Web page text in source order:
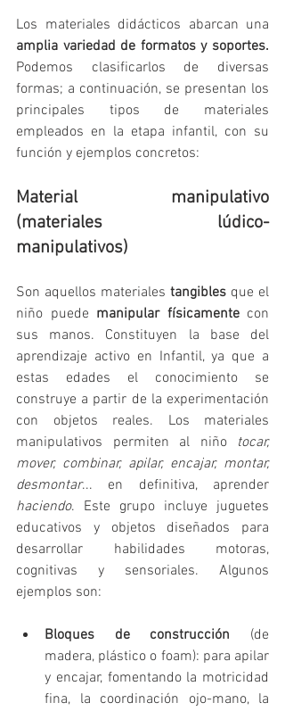
amplia variedad de formatos y soportes.
Podemos clasificarlos de diversas
formas; a continuación, se presentan los
principales tipos de materiales
empleados en la etapa infantil, con su
función y ejemplos concretos:
Material manipulativo
(materiales lúdico-
manipulativos)
Son aquellos materiales tangibles que el
niño puede manipular físicamente con
sus manos. Constituyen la base del
aprendizaje activo en Infantil, ya que a
estas edades el conocimiento se
construye a partir de la experimentación
con objetos reales. Los materiales
manipulativos permiten al niño tocar,
mover, combinar, apilar, encajar, montar,
desmontar
haciendo. Este grupo incluye juguetes
educativos y objetos diseñados para
desarrollar habilidades motoras,
cognitivas y sensoriales. Algunos
ejemplos son:
Bloques de construcción (de
madera, plástico o foam): para apilar
y encajar, fomentando la motricidad
fina, la coordinación ojo-mano, la